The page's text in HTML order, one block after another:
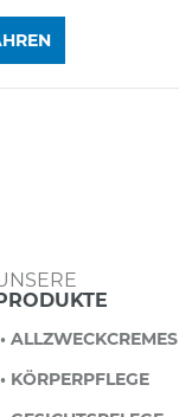
• ALLZWECKCREMES
• KÖRPERPFLEGE